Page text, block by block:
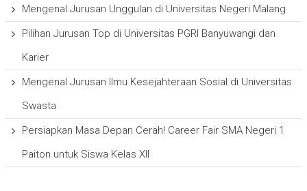
Mengenal Jurusan Unggulan di Universitas Negeri Malang
Pilihan Jurusan Top di Universitas PGRI Banyuwangi dan
Karier
Mengenal Jurusan Ilmu Kesejahteraan Sosial di Universitas
Swasta
Persiapkan Masa Depan Cerah! Career Fair SMA Negeri 1
Paiton untuk Siswa Kelas XII